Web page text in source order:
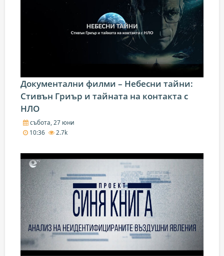
Документални филми – Небесни тайни:
Стивън Гриър и тайната на контакта с
НЛО
събота, 27 юни
10:36
2.7k